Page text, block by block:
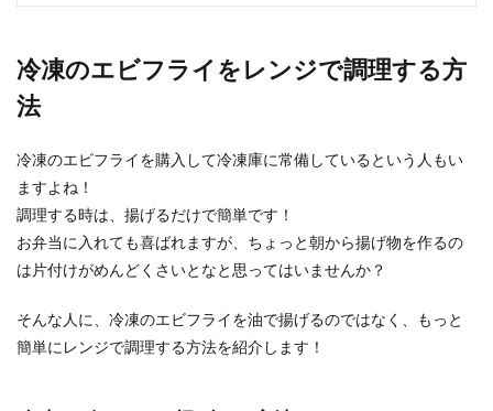
卵丼・親子丼はレンジで簡単時短！ふ
んわり卵が美味しいレシピ
します。 しかし、ちょっと火を通しすぎると、卵
のふ...
冷凍のエビフライをレンジで調理する方
法
冷凍のエビフライを購入して冷凍庫に常備しているという人もい
ますよね！
調理する時は、揚げるだけで簡単です！
お弁当に入れても喜ばれますが、ちょっと朝から揚げ物を作るの
は片付けがめんどくさいとなと思ってはいませんか？
そんな人に、冷凍のエビフライを油で揚げるのではなく、もっと
簡単にレンジで調理する方法を紹介します！